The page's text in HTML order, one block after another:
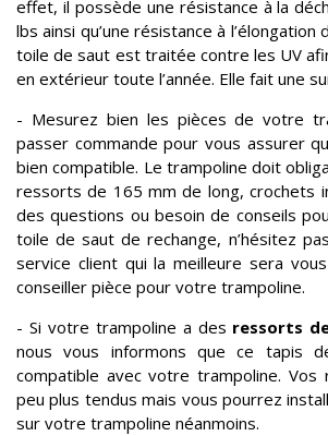
effet, il possède une résistance à la
lbs ainsi qu’une résistance à
toile de saut est traitée contre les UV
en extérieur toute l’année. Elle fait une
- Mesurez bien les pièces de votre
passer commande pour vous assurer
bien compatible. Le trampoline doit
ressorts de 165 mm de long, crochets
des questions ou besoin de conseils
toile de saut de rechange, n’hésitez
service client qui la meilleure sera
conseiller pièce pour votre trampoline.
- Si votre trampoline a des ressorts
nous vous informons que ce tapis
compatible avec votre trampoline.
peu plus tendus mais vous pourrez
sur votre trampoline néanmoins.